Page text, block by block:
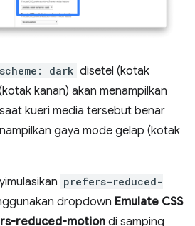
dark disetel (kotak
kanan) akan menampilkan
kueri media tersebut benar
gaya mode gelap (kotak
prefers-reduced-
dropdown Emulate CSS
reduced-motion di samping